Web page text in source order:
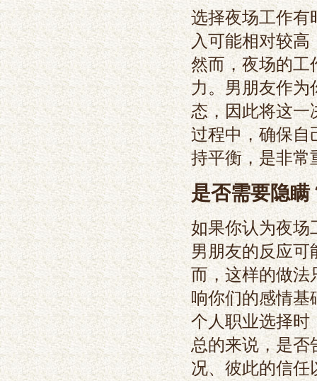
选择夜场工作有
入可能相对较高
然而，夜场的工
力。男朋友作
态，因此将这一
过程中，确保自
持平衡，是非常
是否需要隐瞒
如果你认为夜场
男朋友的反应
而，这样的做法
响你们的感情基
个人职业选择时
总的来说，是否
况、彼此的信任